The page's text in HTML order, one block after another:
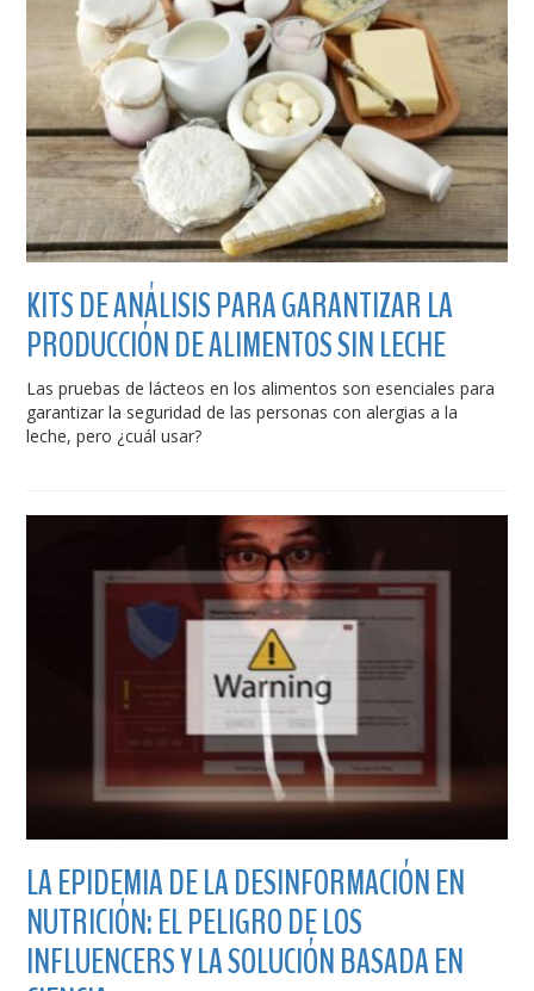
KITS DE ANÁLISIS PARA GARANTIZAR LA
PRODUCCIÓN DE ALIMENTOS SIN LECHE
Las pruebas de lácteos en los alimentos son esenciales para
garantizar la seguridad de las personas con alergias a la
leche, pero ¿cuál usar?
LA EPIDEMIA DE LA DESINFORMACIÓN EN
NUTRICIÓN: EL PELIGRO DE LOS
INFLUENCERS Y LA SOLUCIÓN BASADA EN